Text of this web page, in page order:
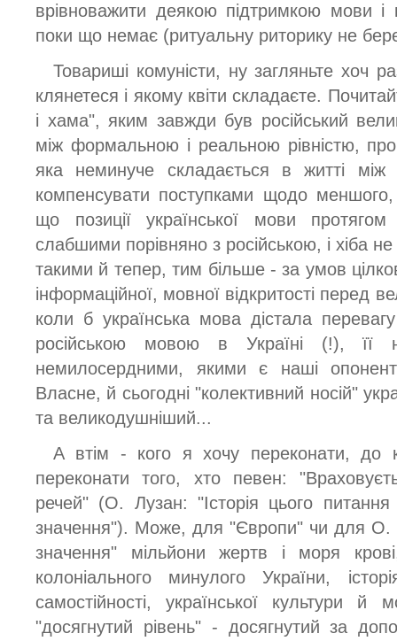
врівноважити деякою підтримкою мови і
поки що немає (ритуальну риторику не
Товариші комуністи, ну загляньте хоч
клянетеся і якому квіти складаєте.
і хама", яким завжди був російський
між формальною і реальною рівністю,
яка неминуче складається в житті
компенсувати поступками щодо
що позиції української мови протягом
слабшими порівняно з російською, і хіба
такими й тепер, тим більше - за умов
інформаційної, мовної відкритості перед
коли б українська мова дістала
російською мовою в Україні (!), її
немилосердними, якими є наші
Власне, й сьогодні "колективний носій"
та великодушніший...
А втім - кого я хочу переконати, до
переконати того, хто певен:
речей" (О. Лузан: "Історія цього
значення"). Може, для "Європи" чи для О.
значення" мільйони жертв і моря
колоніального минулого України,
самостійності, української культури
"досягнутий рівень" - досягнутий за